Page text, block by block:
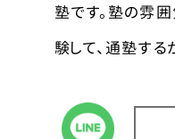
塾です。塾の雰
験して、通塾する